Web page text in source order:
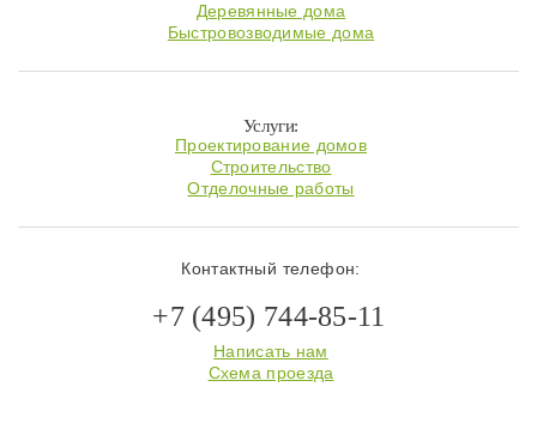
Деревянные дома
Быстровозводимые дома
Услуги:
Проектирование домов
Строительство
Отделочные работы
Контактный телефон:
+7 (495) 744-85-11
Написать нам
Схема проезда